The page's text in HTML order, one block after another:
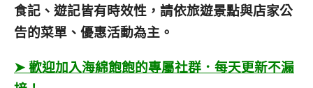
食記、遊記皆有時效性，請依旅遊景點與店家公
告的菜單、優惠活動為主。
➤ 歡迎加入海綿飽飽的專屬社群．每天更新不漏